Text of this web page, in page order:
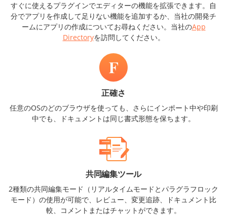
すぐに使えるプラグインでエディターの機能を拡張できます。自
分でアプリを作成して足りない機能を追加するか、当社の開発チ
ームにアプリの作成についてお尋ねください。当社のApp
Directoryを訪問してください。
正確さ
任意のOSのどのブラウザを使っても、さらにインポート中や印刷
中でも、ドキュメントは同じ書式形態を保ちます。
共同編集ツール
2種類の共同編集モード（リアルタイムモードとパラグラフロック
モード）の使用が可能で、レビュー、変更追跡、ドキュメント比
較、コメントまたはチャットができます。